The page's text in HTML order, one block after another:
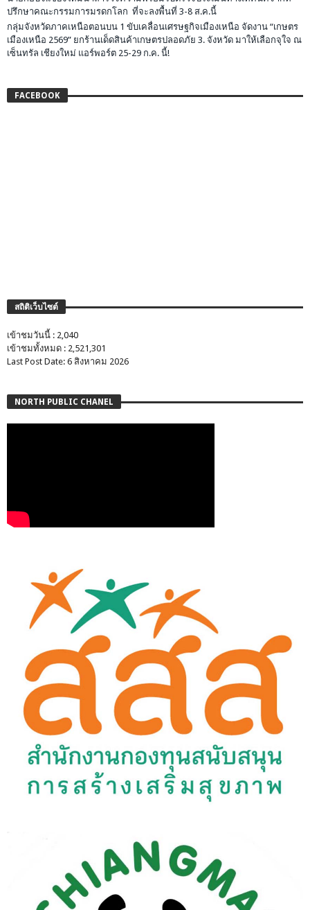
ปรึกษาคณะกรรมการมรดกโลก ที่จะลงพื้นที่ 3-8 ส.ค.นี้
กลุ่มจังหวัดภาคเหนือตอนบน 1 ขับเคลื่อนเศรษฐกิจเมืองเหนือ จัดงาน “เกษตร
เมืองเหนือ 2569” ยกร้านเด็ดสินค้าเกษตรปลอดภัย 3. จังหวัด มาให้เลือกจุใจ ณ
เซ็นทรัล เชียงใหม่ แอร์พอร์ต 25-29 ก.ค. นี้!
FACEBOOK
สถิติเว็บไซต์
เข้าชมวันนี้ : 2,040
เข้าชมทั้งหมด : 2,521,301
Last Post Date: 6 สิงหาคม 2026
NORTH PUBLIC CHANEL